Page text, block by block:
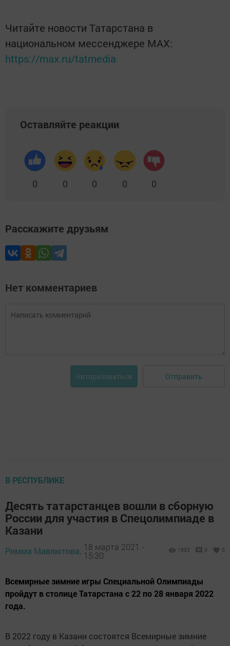
Читайте новости Татарстана в
национальном мессенджере MАХ:
https://max.ru/tatmedia
Оставляйте реакции
0 0 0 0 0
Расскажите друзьям
Нет комментариев
Авторизоваться Отправить
В РЕСПУБЛИКЕ
Десять татарстанцев вошли в сборную
России для участия в Спецолимпиаде в
Казани
Римма Мавлютова, 18 марта 2021 -
15:30
1533 0 0
Всемирные зимние игры Специальной Олимпиады
пройдут в столице Татарстана с 22 по 28 января 2022
года.
В 2022 году в Казани состоятся Всемирные зимние